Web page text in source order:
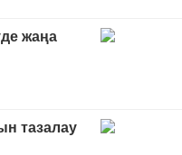
жаңа
тазалау